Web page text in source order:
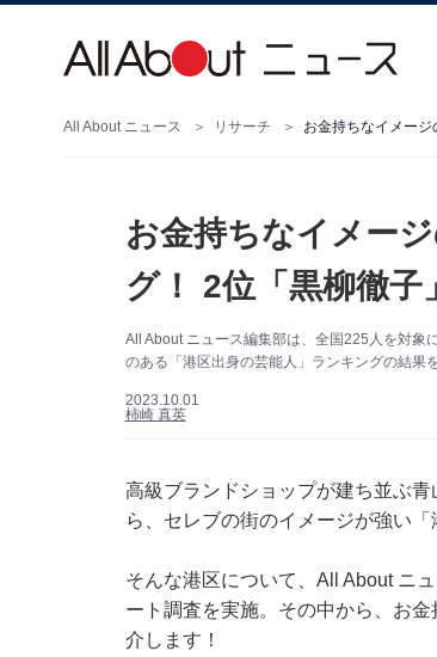
All About ニュース リサーチ お金持ちなイメー
お金持ちなイメー
グ！ 2位「黒柳徹子
All About ニュース編集部は、全国225人を対象
のある「港区出身の芸能人」ランキングの結果
2023.10.01
柿崎 真英
高級ブランドショップが建ち並ぶ
ら、セレブの街のイメージが強い「
そんな港区について、All About ニ
ート調査を実施。その中から、お
介します！